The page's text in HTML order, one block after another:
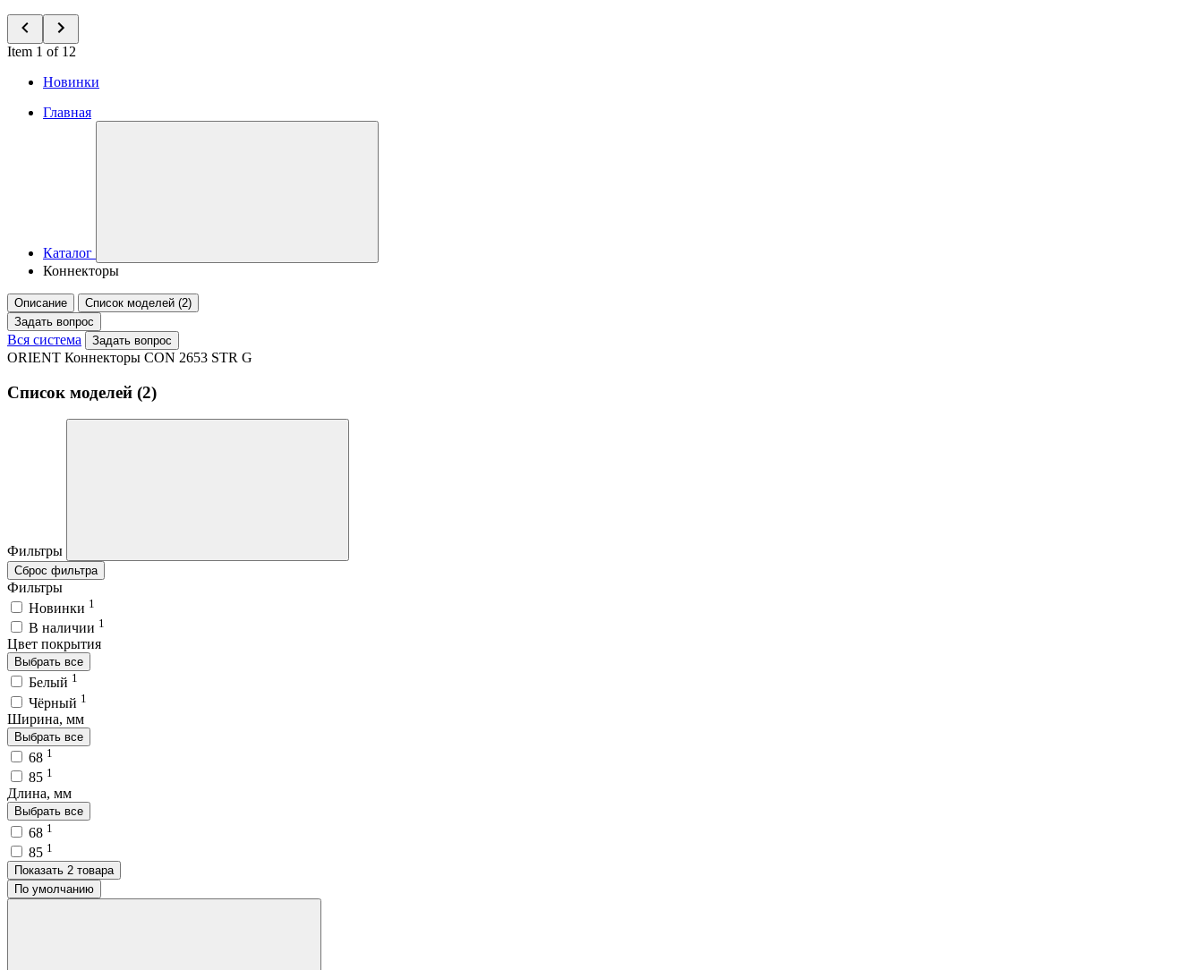
Item 1 of 12
Новинки
Главная
Каталог
Коннекторы
Описание
Список моделей (2)
Задать вопрос
Вся система Задать вопрос
ORIENT Коннекторы CON 2653 STR G
Список моделей (2)
Фильтры
Сброс фильтра
Фильтры
Новинки 1
В наличии 1
Цвет покрытия
Выбрать все
Белый 1
Чёрный 1
Ширина, мм
Выбрать все
68 1
85 1
Длина, мм
Выбрать все
68 1
85 1
Показать 2 товара
По умолчанию